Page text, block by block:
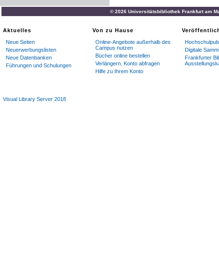
© 2026 Universitätsbibliothek Frankfurt am
Aktuelles
Neue Seiten
Neuerwerbungslisten
Neue Datenbanken
Führungen und Schulungen
Von zu Hause
Online-Angebote außerhalb des
Campus nutzen
Bücher online bestellen
Verlängern, Konto abfragen
Hilfe zu Ihrem Konto
Digitale
Frankfurter
Visual Library Server 2018